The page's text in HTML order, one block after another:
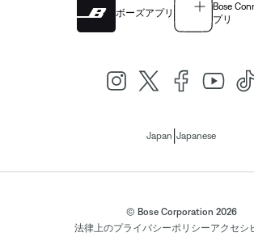
ボーズアプリ
Bose
プリ
Japan Japanese
© Bose Corporation 2026
法律上のプライバシーポリシーアクセシ